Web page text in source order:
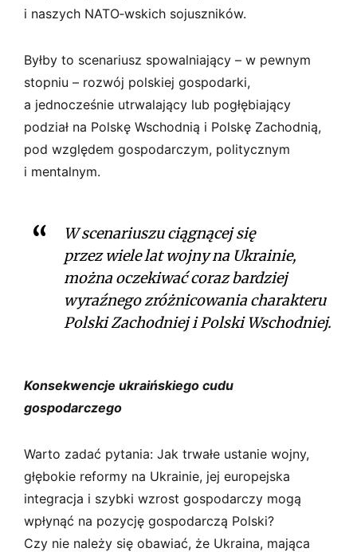
i naszych NATO‑wskich sojuszników.
Byłby to scenariusz spowalniający – w pewnym
stopniu – rozwój polskiej gospodarki,
a jednocześnie utrwalający lub pogłębiający
podział na Polskę Wschodnią i Polskę Zachodnią,
pod względem gospodarczym, politycznym
i mentalnym.
W scenariuszu ciągnącej się
przez wiele lat wojny na Ukrainie,
można oczekiwać coraz bardziej
wyraźnego zróżnicowania charakteru
Polski Zachodniej i Polski Wschodniej.
Konsekwencje ukraińskiego cudu
gospodarczego
Warto zadać pytania: Jak trwałe ustanie wojny,
głębokie reformy na Ukrainie, jej europejska
integracja i szybki wzrost gospodarczy mogą
wpłynąć na pozycję gospodarczą Polski?
Czy nie należy się obawiać, że Ukraina, mająca